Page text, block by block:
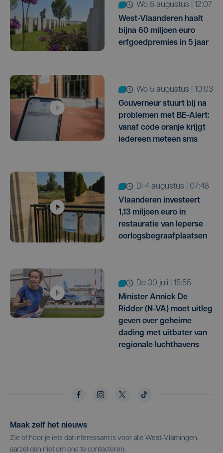
wo 5 augustus | 12:07
West-Vlaanderen haalt
bijna 60 miljoen euro
erfgoedpremies in 5 jaar
wo 5 augustus | 10:03
Gouverneur stuurt bij na
problemen met BE-Alert:
vanaf code oranje krijgt
iedereen meteen sms
di 4 augustus | 07:48
Vlaanderen investeert
1,13 miljoen euro in
restauratie van Ieperse
oorlogsbegraafplaatsen
do 30 juli | 15:55
Minister Annick De
Ridder (N-VA) moet uitleg
geven over geheime
dading met uitbater van
regionale luchthavens
Maak zelf het nieuws
Zie of hoor je iets dat interessant is voor alle West-Vlamingen,
aarzel dan niet om ons te contacteren.